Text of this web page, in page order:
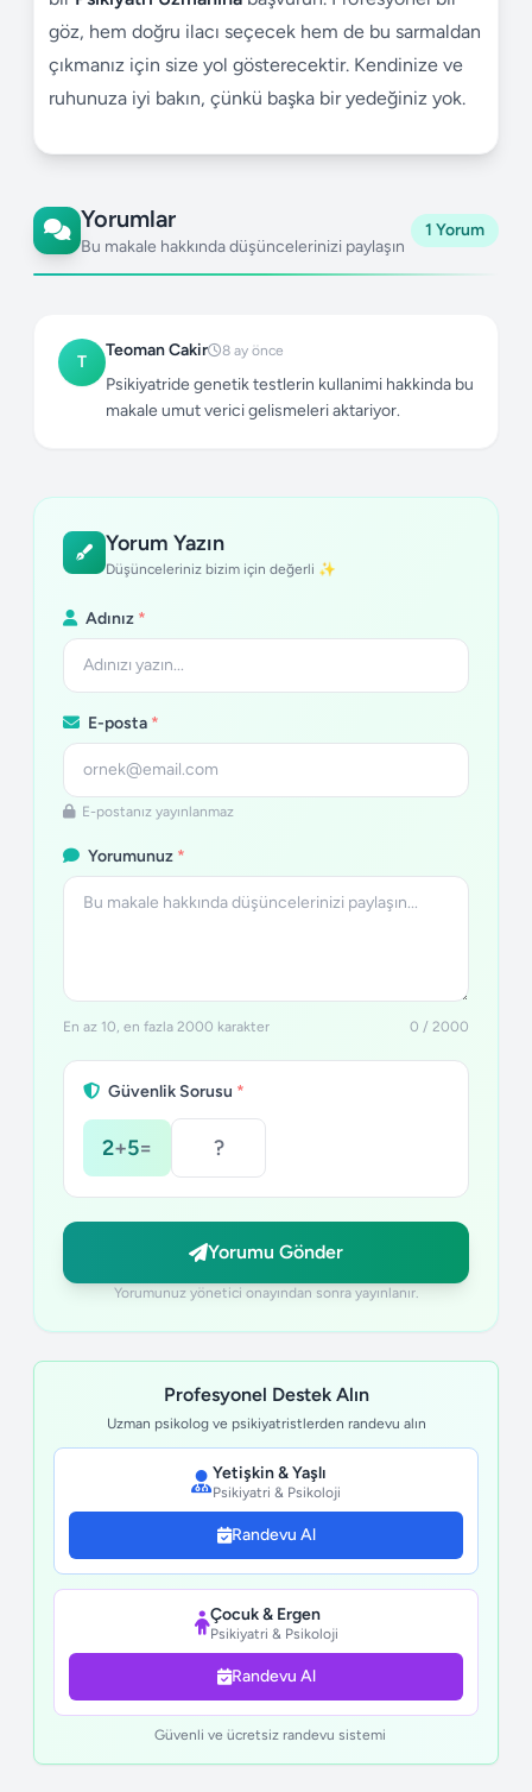
göz, hem doğru ilacı seçecek hem de bu sarmaldan
çıkmanız için size yol gösterecektir. Kendinize ve
ruhunuza iyi bakın, çünkü başka bir yedeğiniz yok.
Yorumlar
Bu makale hakkında düşüncelerinizi paylaşın
1 Yorum
T
Teoman Cakir 8 ay önce
Psikiyatride genetik testlerin kullanimi hakkinda bu
makale umut verici gelismeleri aktariyor.
Yorum Yazın
Düşünceleriniz bizim için değerli ✨
Adınız *
E-posta *
E-postanız yayınlanmaz
Yorumunuz *
En az 10, en fazla 2000 karakter 0 / 2000
Güvenlik Sorusu *
2+5=
Yorumu Gönder
Yorumunuz yönetici onayından sonra yayınlanır.
Profesyonel Destek Alın
Uzman psikolog ve psikiyatristlerden randevu alın
Yetişkin & Yaşlı
Psikiyatri & Psikoloji
Randevu Al
Çocuk & Ergen
Psikiyatri & Psikoloji
Randevu Al
Güvenli ve ücretsiz randevu sistemi